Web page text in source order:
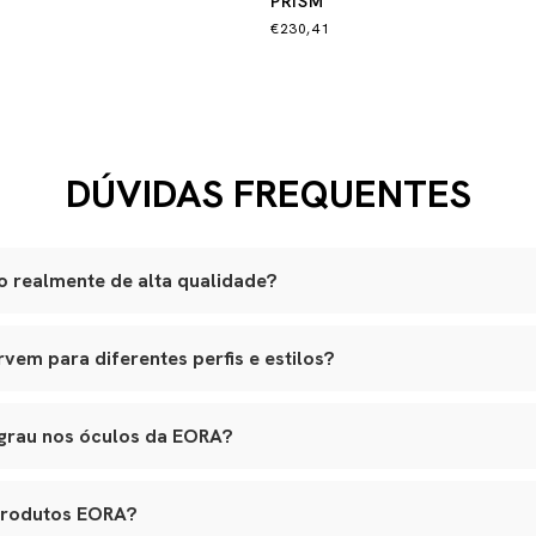
€230,41
DÚVIDAS FREQUENTES
realmente de alta qualidade?
italiano, lentes ZEISS com proteção UVA e UVB, adornos
premium, banho antialérgico e design exclusivo.
para diferentes perfis e estilos?
Tudo é pensado para integrar funcionalidade real, elegância e
nos óculos da EORA?
aplicação das lentes sem alterar o design original.
EORA?